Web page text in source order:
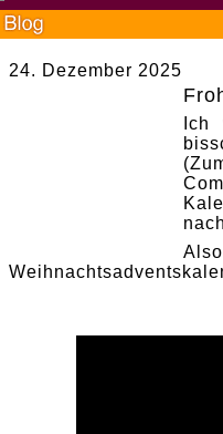
24. Dezember 2025
Ich